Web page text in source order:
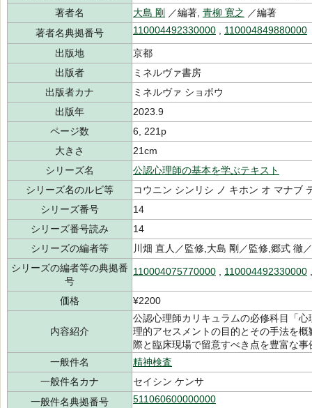
著者名
大島 剛 ／編著, 青柳 寛之 ／編著
著者名典拠番号
110004492330000 110004849880000
出版地
京都
出版者
ミネルヴァ書房
出版者カナ
ミネルヴァ ショボウ
出版年
2023.9
ページ数
6, 221p
大きさ
21cm
シリーズ名
公認心理師の基本を学ぶテキスト
シリーズ名のルビ等
コウニン シンリシ ノ キホン オ マナブ
シリーズ番号
14
シリーズ番号読み
14
シリーズの編者等
川畑 直人／監修,大島 剛／監修,郷式 徹
シリーズの編者等の典拠番
号
110004075770000 110004492330000
価格 ¥2200
内容紹介
公認心理師カリキュラムの必修科目「
理的アセスメントの目的とその手法を
際と臨床現場で留意すべき点を豊富な
一般件名
精神検査
一般件名カナ
セイシン ケンサ
一般件名典拠番号
511060600000000